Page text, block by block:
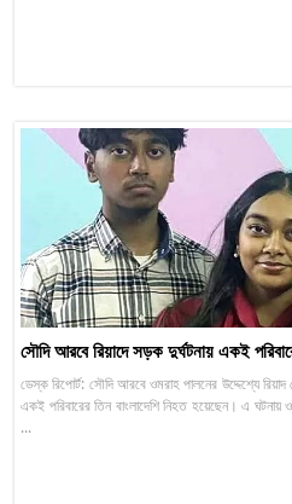
সৌদি আরবে রিয়াদে সড়ক দুর্ঘটনায় একই
ডেস্ক রিপোর্ট: সৌদি আরবে ওমরাহ পালনের উদ্দেশ্যে
একই পরিবারের তিন বাংলাদেশি নিহত হয়েছেন। এ
...